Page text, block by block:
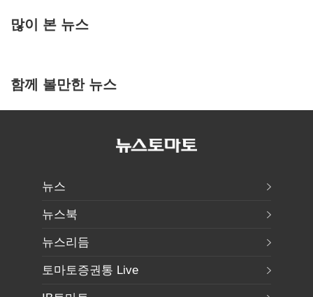
많이 본 뉴스
함께 볼만한 뉴스
뉴스
뉴스북
뉴스리듬
토마토증권통 Live